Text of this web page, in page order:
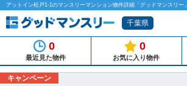
アットイン松戸1-1のマンスリーマンション物件詳細「グッドマンスリー」
千葉県
0
最近見た物件
0
お気に入り物件
キャンペーン